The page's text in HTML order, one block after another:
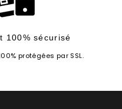
100% sécurisé
protégées par SSL.